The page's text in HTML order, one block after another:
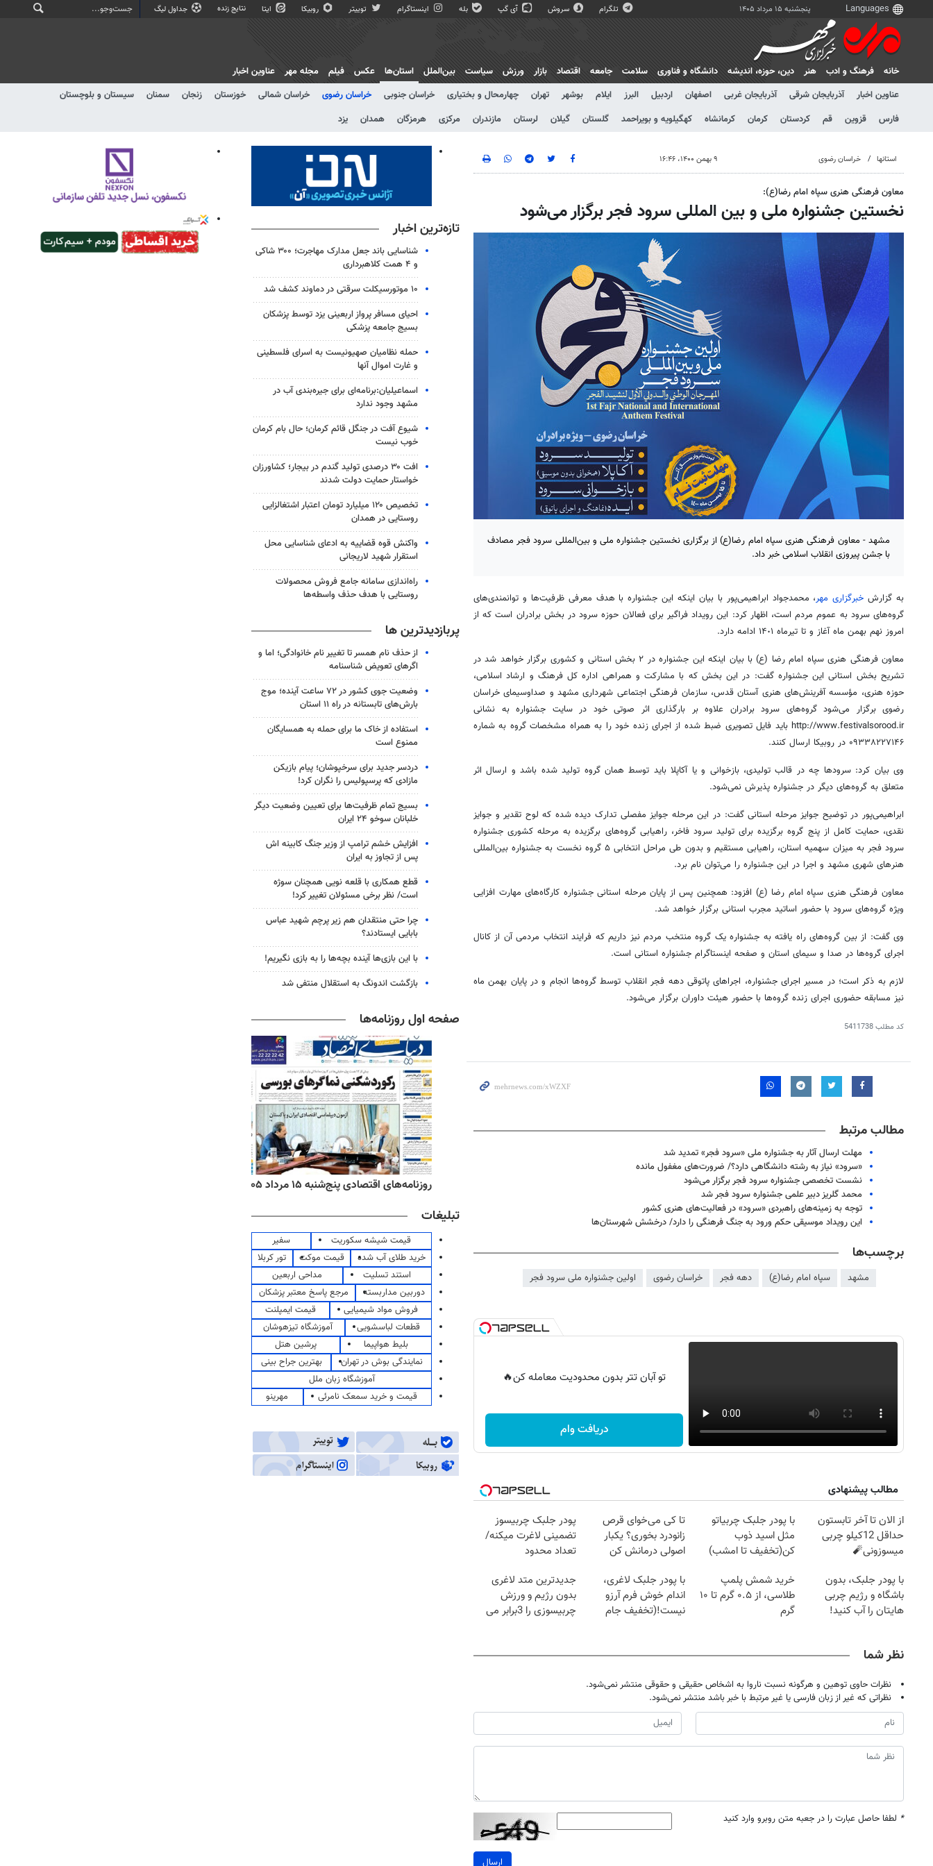
پنجشنبه ۱۵ مرداد ۱۴۰۵ تلگرام سروش آی گپ بله اینستاگرام توییتر روبیکا ایتا نتایج زنده جداول لیگ
خانه فرهنگ و ادب هنر دين، حوزه، انديشه دانشگاه و فناوری سلامت جامعه اقتصاد بازار ورزش سیاست بین‌الملل
استان‌ها
عناوین اخبار
آذربایجان شرقی آذربایجان غربی اصفهان اردبیل البرز ایلام بوشهر تهران چهارمحال و بختیاری خراسان جنوبی خراسان رضوی خراسان شمالی خوزستان زنجان سمنان
سیستان و بلوچستان
فارس
قزوین قم کردستان کرمان کرمانشاه کهگیلویه و بویراحمد گلستان گیلان لرستان مازندران مرکزی هرمزگان همدان یزد
عکس فیلم مجله مهر عناوین اخبار
استانها خراسان رضوی ۹ بهمن ۱۴۰۰، ۱۶:۴۶
معاون فرهنگی هنری سپاه امام رضا(ع):
نخستین جشنواره ملی و بین المللی سرود فجر برگزار می‌شود
مشهد - معاون فرهنگی هنری سپاه امام رضا(ع) از برگزاری نخستین جشنواره ملی و بین‌المللی سرود فجر مصادف
با جشن پیروزی انقلاب اسلامی خبر داد.
به گزارشخبرگزاری مهر، محمدجواد ابراهیمی‌پور با بیان اینکه این جشنواره با هدف معرفی ظرفیت‌ها و توانمندی‌های
گروه‌های سرود به عموم مردم است، اظهار کرد: این رویداد فراگیر برای فعالان حوزه سرود در بخش برادران است که از
امروز نهم بهمن ماه آغاز و تا تیرماه ۱۴٠۱ ادامه دارد.
معاون فرهنگی هنری سپاه امام رضا (ع)
با بیان اینکه این جشنواره در ۲ بخش استانی و کشوری برگزار خواهد شد در
تشریح بخش استانی این جشنواره گفت: در این بخش که با مشارکت و همراهی اداره کل فرهنگ و ارشاد اسلامی،
حوزه هنری، مؤسسه آفرینش‌های هنری آستان قدس، سازمان فرهنگی اجتماعی شهرداری مشهد و صداوسیمای خراسان
رضوی برگزار می‌شود گروه‌های سرود برادران علاوه بر بارگذاری اثر صوتی خود در سایت جشنواره به نشانی
http://www.festivalsorood.ir باید فایل تصویری ضبط شده از اجرای زنده خود را به همراه مشخصات گروه به شماره
۰۹۳۳۸۲۲۷۱۴۶ در
روبیکا ارسال کنند.
وی بیان کرد: سرودها چه در قالب تولیدی، بازخوانی و یاآکاپلاباید توسط همان گروه تولید شده باشد و ارسال اثر
متعلق به گروه‌های دیگر در جشنواره پذیرش نمی‌شود.
ابراهیمی‌پور در توضیح جوایز مرحله استانی گفت: در این مرحله جوایز مفصلی تدارک دیده شده که لوح تقدیر و جوایز
نقدی، حمایت کامل از پنج گروه برگزیده برای تولید سرود فاخر، راهیابی گروه‌های برگزیده به مرحله کشوری جشنواره
سرود فجر به میزان سهمیه استان، راهیابی مستقیم و بدون طی مراحل انتخابی ۵ گروه نخست به جشنواره بین‌المللی
هنرهای شهری مشهد و اجرا در این جشنواره را می‌توان نام برد.
معاون فرهنگی هنری سپاه امام رضا (ع) افزود: همچنین پس از پایان مرحله استانی جشنواره کارگاه‌های مهارت افزایی
ویژه گروه‌های سرود با حضور اساتید مجرب استانی برگزار خواهد شد.
وی گفت: از بین گروه‌های راه یافته به جشنواره یک گروه منتخب مردم نیز داریم که فرایند انتخاب مردمی آن از کانال
اجرای گروه‌ها در صدا و سیمای استان و صفحه اینستاگرام جشنواره استانی است.
لازم به ذکر است؛ در مسیر اجرای جشنواره، اجراهای پاتوقی دهه فجر انقلاب توسط گروه‌ها انجام و در پایان بهمن ماه
نیز مسابقه حضوری اجرای زنده گروه‌ها با حضور هیئت داوران برگزار می‌شود.
کد مطلب5411738
مطالب مرتبط
مهلت ارسال آثار به جشنواره ملی «سرود فجر» تمدید شد
«سرود» نیاز به رشته دانشگاهی دارد؟/ ضرورت‌های مغفول مانده
نشست تخصصی جشنواره سرود فجر برگزار می‌شود
محمد گلریز دبیر علمی جشنواره سرود فجر شد
توجه به زمینه‌های راهبردی «سرود» در فعالیت‌های هنری کشور
این رویداد موسیقی حکم ورود به جنگ فرهنگی را دارد/ درخشش شهرستان‌ها
برچسب‌ها
مشهد سپاه امام رضا(ع) دهه فجر خراسان رضوی اولین جشنواره ملی سرود فجر
تو آبان تتر بدون محدودیت معامله کن🔥
دریافت وام
مطالب پیشنهادی
از الان تا آخر تابستون
حداقل 12کیلو چربی
میسوزونی🧨
با پودر جلبک چربیاتو
مثل اسید ذوب
کن(تخفیف تا امشب)
تا کی می‌خوای قرص
زانودرد بخوری؟ یکبار
اصولی درمانش کن
پودر جلبک چربیسوز
تضمینی لاغرت میکنه/
تعداد محدود
با پودر جلبک، بدون
باشگاه و رژیم چربی
هایتان را آب کنید!
خرید شمش پلمپ
طلاسی، از ۰.۵ گرم تا ۱۰
گرم
با پودر جلبک لاغری،
اندام خوش فرم آرزو
نیست!(تخفیف جام
جدیدترین متد لاغری
بدون رژیم و ورزش
چربیسوزی را 3برابر می
نظر شما
نظرات حاوی توهین و هرگونه نسبت ناروا به اشخاص حقیقی و حقوقی منتشر نمی‌شود.
نظراتی که غیر از زبان فارسی یا غیر مرتبط با خبر باشد منتشر نمی‌شود.
* لطفا حاصل عبارت را در جعبه متن روبرو وارد کنید
ارسال
تازه‌ترین اخبار
شناسایی باند جعل مدارک مهاجرت؛ ۳۰۰ شاکی
و ۴ همت کلاهبرداری
۱۰ موتورسیکلت سرقتی در دماوند کشف شد
احیای مسافر پرواز اربعینی یزد توسط پزشکان
بسیج جامعه پزشکی
حمله نظامیان صهیونیست به اسرای فلسطینی
و غارت اموال آنها
اسماعیلیان:برنامه‌ای برای جیره‌بندی آب در
مشهد وجود ندارد
شیوع آفت در جنگل قائم کرمان؛ حال بام کرمان
خوب نیست
افت ۳۰ درصدی تولید گندم در بیجار؛ کشاورزان
خواستار حمایت دولت شدند
تخصیص ۱۲۰ میلیارد تومان اعتبار اشتغالزایی
روستایی در همدان
واکنش قوه قضاییه به ادعای شناسایی محل
استقرار شهید لاریجانی
راه‌اندازی سامانه جامع فروش محصولات
روستایی با هدف حذف واسطه‌ها
پربازدیدترین ها
از حذف نام همسر تا تغییر نام خانوادگی؛ اما و
اگرهای تعویض شناسنامه
وضعیت جوی کشور در ۷۲ ساعت آینده؛ موج
بارش‌های تابستانه در راه ۱۱ استان
استفاده از خاک ما برای حمله به همسایگان
ممنوع است
دردسر جدید برای سرخپوشان؛ پیام بازیکن
مازادی که پرسپولیس را نگران کرد!
بسیج تمام ظرفیت‌ها برای تعیین وضعیت دیگر
خلبانان سوخو ۲۴ ایران
افزایش خشم ترامپ از وزیر جنگ کابینه اش
پس از تجاوز به ایران
قطع همکاری با قلعه نویی همچنان سوژه
است/ نظر برخی مسئولان تغییر کرد!
چرا حتی منتقدان هم زیر پرچم شهید عباس
بابایی ایستادند؟
با این بازی‌ها آینده بچه‌ها را به بازی نگیریم!
بازگشت اندونگ به استقلال منتفی شد
صفحه اول روزنامه‌ها
روزنامه‌های اقتصادی چهارشنبه ۱۴ مرداد ۱۴۰۵ روزنامه‌های اقتصادی پنج‌شنبه ۱۵ مرداد ۱۴۰۵
تبلیغات
قیمت شیشه سکوریت
سفیر
خرید طلای آب شده
قیمت موکت
تور کربلا
استند تسلیت
مداحی اربعین
دوربین مداربسته
مرجع پاسخ معتبر پزشکان
فروش مواد شیمیایی
قیمت ایمپلنت
قطعات لباسشویی
آموزشگاه تیزهوشان
بلیط هواپیما
پرشین هتل
نمایندگی بوش در تهران
بهترین جراح بینی
آموزشگاه زبان ملل
قیمت و خرید سمعک نامرئی
مهرینو